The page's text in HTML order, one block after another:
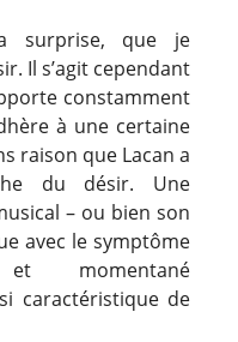
surprise, que je
Il s’agit cependant
constamment
à une certaine
raison que Lacan a
du désir. Une
– ou bien son
avec le symptôme
momentané
caractéristique de